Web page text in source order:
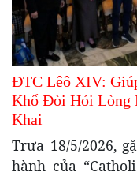
ĐTC Lêô XIV:
Khổ Đòi Hỏi Lòng
Khai
Trưa 18/5/2026,
hành của